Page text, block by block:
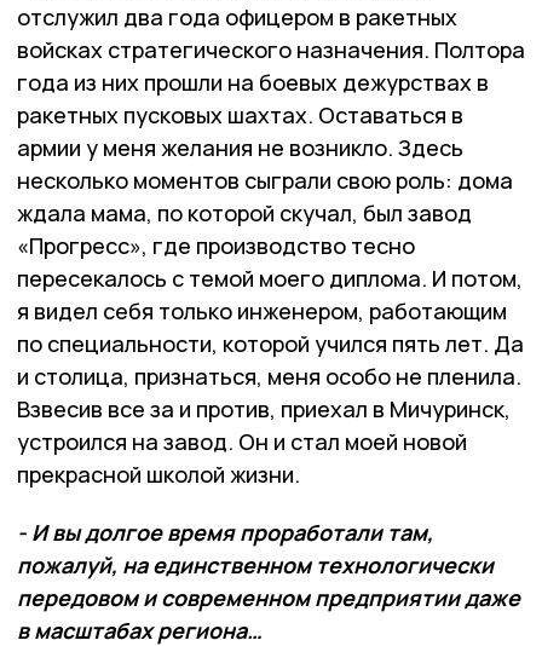
отслужил два года офицером в ракетных
войсках стратегического назначения. Полтора
года из них прошли на боевых дежурствах в
ракетных пусковых шахтах. Оставаться в
армии у меня желания не возникло. Здесь
несколько моментов сыграли свою роль: дома
ждала мама, по которой скучал, был завод
«Прогресс», где производство тесно
пересекалось с темой моего диплома. И потом,
я видел себя только инженером, работающим
по специальности, которой учился пять лет. Да
и столица, признаться, меня особо не пленила.
Взвесив все за и против, приехал в Мичуринск,
устроился на завод. Он и стал моей новой
прекрасной школой жизни.
- И вы долгое время проработали там,
пожалуй, на единственном технологически
передовом и современном предприятии даже
в масштабах региона…